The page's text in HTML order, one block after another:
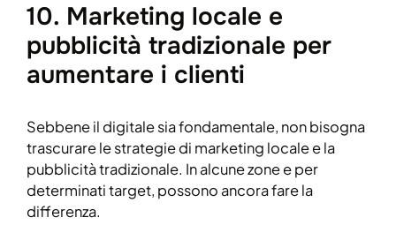
10. Marketing locale e
pubblicità tradizionale per
aumentare i clienti
Sebbene il digitale sia fondamentale, non bisogna
trascurare le strategie di marketing locale e la
pubblicità tradizionale. In alcune zone e per
determinati target, possono ancora fare la
differenza.